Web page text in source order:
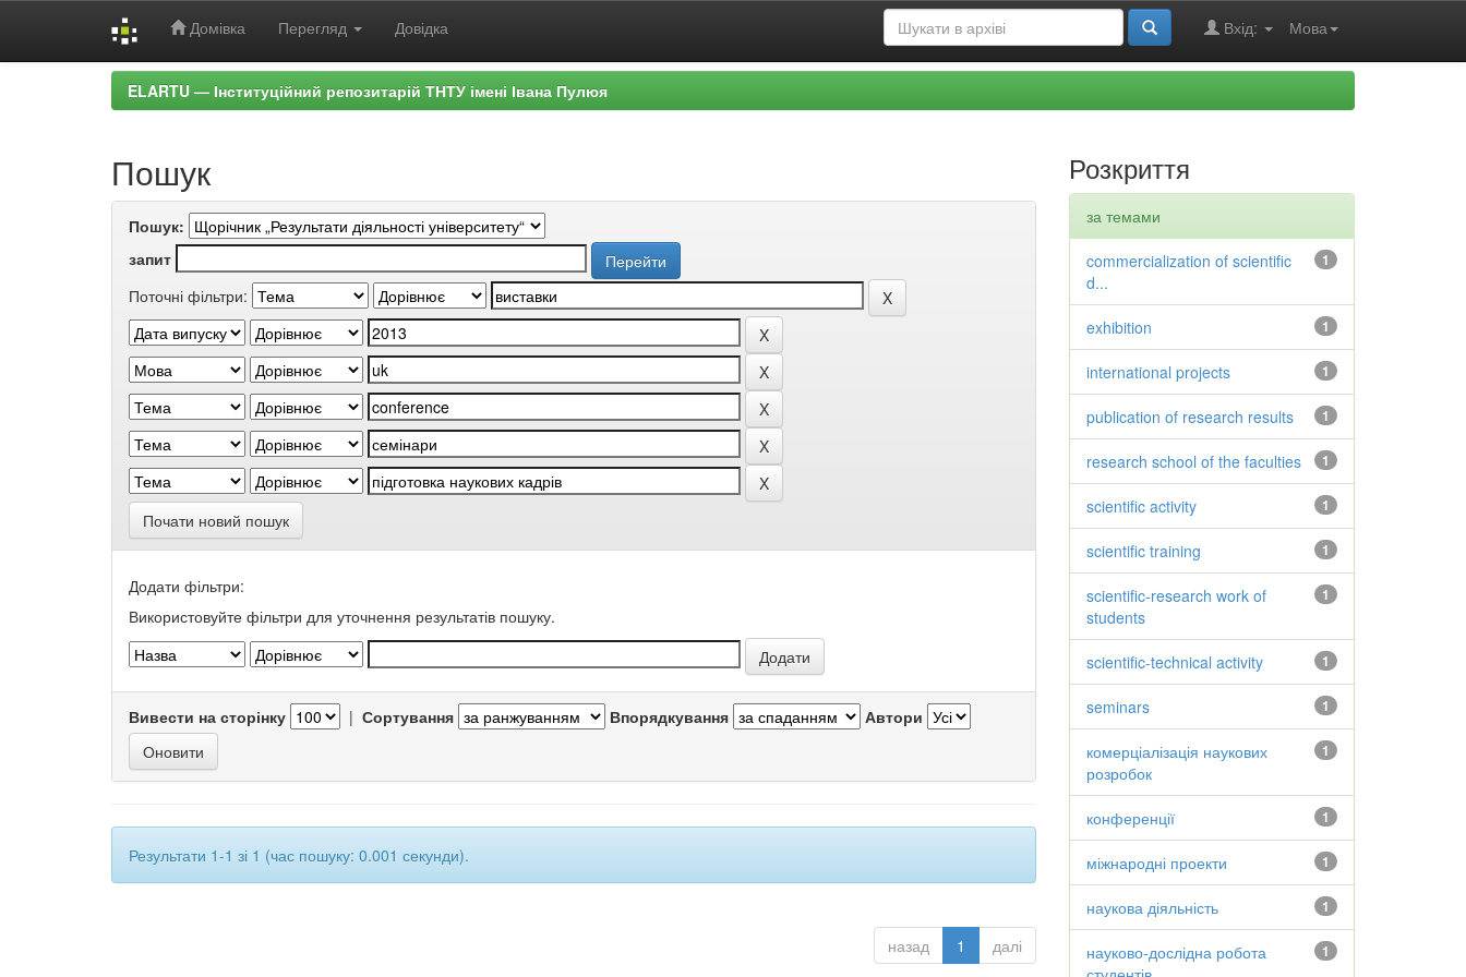
Домівка Перегляд Довідка Мова
Вхід:
ELARTU — Інституційний репозитарій ТНТУ імені Івана Пулюя
Пошук
Пошук:
запит
Поточні фільтри:
Почати новий пошук
Додати фільтри:
Використовуйте фільтри для уточнення результатів пошуку.
Вивести на сторінку | Сортування Впорядкування Автори
Результати 1-1 зі 1 (час пошуку: 0.001 секунди).
назад 1 далі
Розкриття
за темами
1
commercialization of scientific
d...
1
exhibition
1
international projects
1
publication of research results
1
research school of the faculties
1
scientific activity
1
scientific training
1
scientific-research work of
students
1
scientific-technical activity
1
seminars
1
комерціалізація наукових
розробок
1
конференції
1
міжнародні проекти
1
наукова діяльність
1
науково-дослідна робота